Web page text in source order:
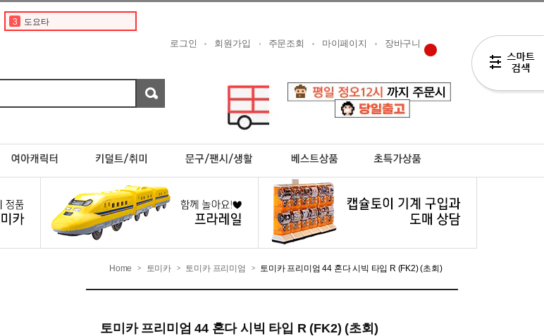
4 디즈니
7 베이비버스
10 포켓몬카드
1 토미카
3
로그인 회원가입 주문조회 마이페이지 장바구니
Home > 토미카 > 토미카 프리미엄 > 토미카 프리미엄 44 혼다 시빅 타입 R (FK2) (초회)
토미카 프리미엄 44 혼다 시빅 타입 R (FK2) (초회)